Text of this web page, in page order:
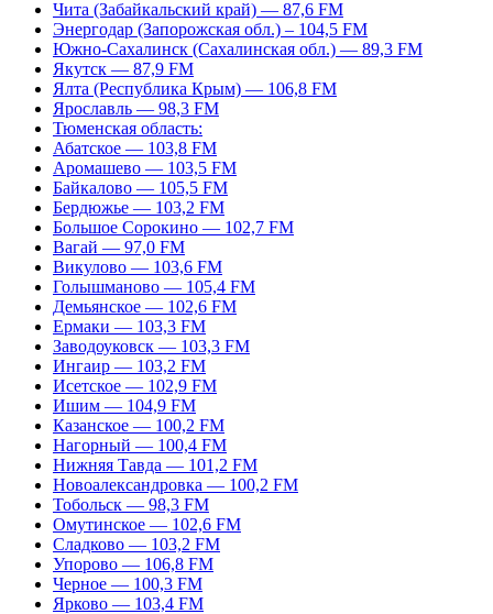
Чита (Забайкальский край) — 87,6 FM
Энергодар (Запорожская обл.) – 104,5 FM
Южно-Сахалинск (Сахалинская обл.) — 89,3 FM
Якутск — 87,9 FM
Ялта (Республика Крым) — 106,8 FM
Ярославль — 98,3 FM
Тюменская область:
Абатское — 103,8 FM
Аромашево — 103,5 FM
Байкалово — 105,5 FM
Бердюжье — 103,2 FM
Большое Сорокино — 102,7 FM
Вагай — 97,0 FM
Викулово — 103,6 FM
Голышманово — 105,4 FM
Демьянское — 102,6 FM
Ермаки — 103,3 FM
Заводоуковск — 103,3 FM
Ингаир — 103,2 FM
Исетское — 102,9 FM
Ишим — 104,9 FM
Казанское — 100,2 FM
Нагорный — 100,4 FM
Нижняя Тавда — 101,2 FM
Новоалександровка — 100,2 FM
Тобольск — 98,3 FM
Омутинское — 102,6 FM
Сладково — 103,2 FM
Упорово — 106,8 FM
Черное — 100,3 FM
Ярково — 103,4 FM